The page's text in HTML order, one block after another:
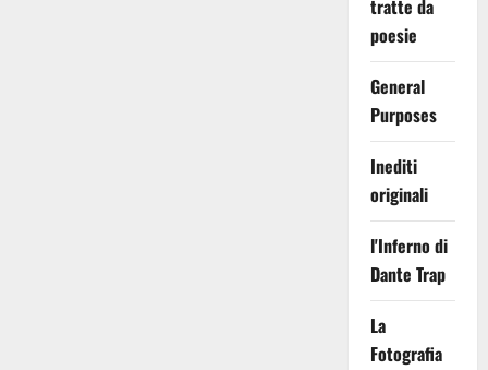
tratte da
poesie
General
Purposes
Inediti
originali
l'Inferno di
Dante Trap
La
Fotografia